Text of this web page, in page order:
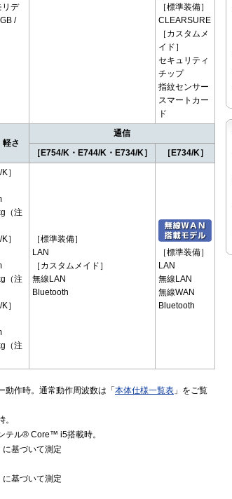
リデ
/
［標準装備］
CLEARSURE
［カスタムメ
イド］
セキュリティ
チップ
指紋センサー
スマートカー
ド
軽さ
通信
［E754/K・E744/K・E734/K］
［E734/K］
］
（注
］
（注
］
（注
［標準装備］
LAN
［カスタムメイド］
無線LAN
Bluetooth
［標準装備］
LAN
無線LAN
無線WAN
Bluetooth
動作時。通常動作周波数は「本体仕様一覧表 」をご覧
テル® Core™ i5搭載時。
に基づいて測定
に基づいて測定